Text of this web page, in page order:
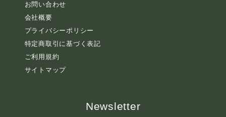
お問い合わせ
会社概要
プライバシーポリシー
特定商取引に基づく表記
ご利用規約
サイトマップ
Newsletter